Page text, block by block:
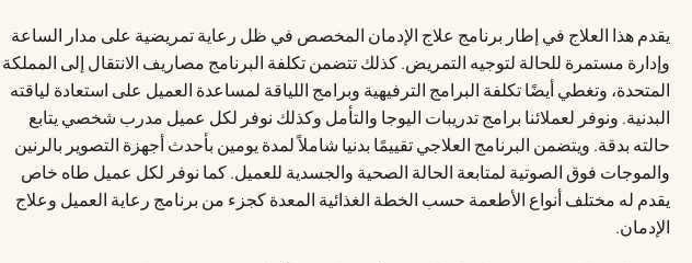
يقدم هذا العلاج في إطار برنامج علاج الإدمان المخصص في ظل رعاية تمريضية على مدار الساعة
وإدارة مستمرة للحالة لتوجيه التمريض. كذلك تتضمن تكلفة البرنامج مصاريف الانتقال إلى المملكة
المتحدة، وتغطي أيضًا تكلفة البرامج الترفيهية وبرامج اللياقة لمساعدة العميل على استعادة لياقته
البدنية. ونوفر لعملائنا برامج تدريبات اليوجا والتأمل وكذلك نوفر لكل عميل مدرب شخصي يتابع
حالته بدقة. ويتضمن البرنامج العلاجي تقييمًا بدنيا شاملاً لمدة يومين بأحدث أجهزة التصوير بالرنين
والموجات فوق الصوتية لمتابعة الحالة الصحية والجسدية للعميل. كما نوفر لكل عميل طاه خاص
يقدم له مختلف أنواع الأطعمة حسب الخطة الغذائية المعدة كجزء من برنامج رعاية العميل وعلاج
الإدمان.